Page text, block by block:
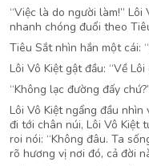
“Việc là do người làm!”
nhanh chóng đuổi theo
Tiêu Sắt nhìn hắn một cái:
Lôi Vô Kiệt gật đầu: “Về Lôi
“Không lạc đường đấy
Lôi Vô Kiệt ngẩng đầu
đi tới chân núi, Lôi Vô Kiệt
roi nói: “Không đâu. Ta
rõ hương vị nơi đó, cả đời